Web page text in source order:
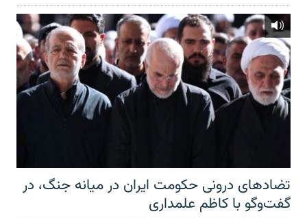
تضادهای درونی حکومت ایران در میانه جنگ، در
گفت‌‌وگو با کاظم علمداری